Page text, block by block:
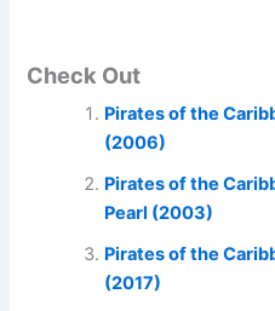
Check Out
Pirates of the
(2006)
Pirates of the
Pearl (2003)
Pirates of the
(2017)